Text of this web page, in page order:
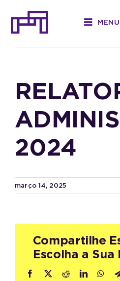
para
conteúdo
MENU
2024
março 14, 2025
Compartilhe
Escolha a
Facebook
X RedditLinkedIn